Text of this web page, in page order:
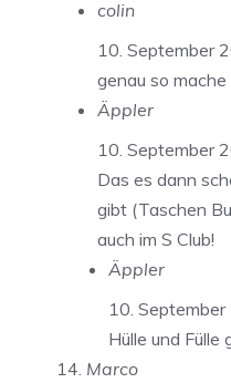
colin
10. September
genau so mache
Äppler
10. September
Das es dann
gibt (Taschen
auch im S Club!
Äppler
10.
Hülle und Fülle
Marco